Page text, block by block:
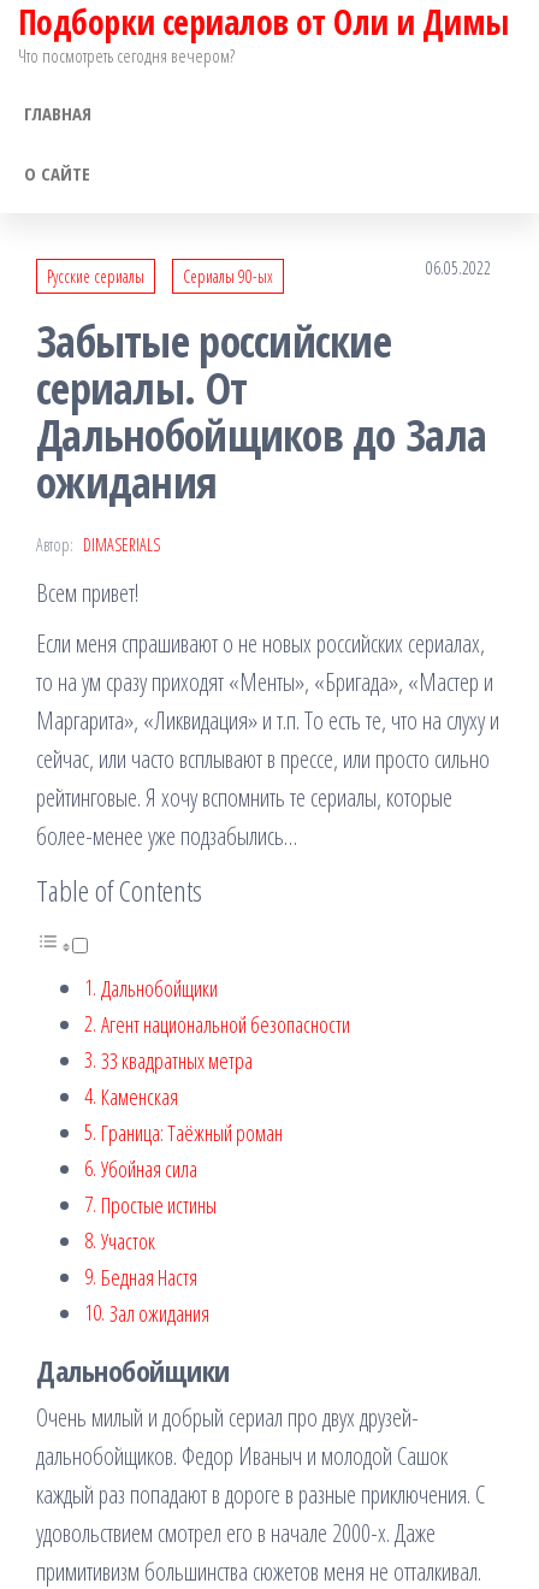
Перейти
Подборки сериалов от Оли и Димы
Что посмотреть сегодня вечером?
ГЛАВНАЯ
О САЙТЕ
Русские сериалы Сериалы 90-ых 06.05.2022
Забытые российские
сериалы. От
Дальнобойщиков до Зала
ожидания
Автор: DIMASERIALS
Всем привет!
Если меня спрашивают о не новых российских сериалах,
то на ум сразу приходят «Менты», «Бригада», «Мастер и
Маргарита», «Ликвидация» и т.п. То есть те, что на слуху и
сейчас, или часто всплывают в прессе, или просто сильно
рейтинговые. Я хочу вспомнить те сериалы, которые
более-менее уже подзабылись…
Table of Contents
Дальнобойщики
Агент национальной безопасности
33 квадратных метра
Каменская
Граница: Таёжный роман
Убойная сила
Простые истины
Участок
Бедная Настя
Зал ожидания
Дальнобойщики
Очень милый и добрый сериал про двух друзей-
дальнобойщиков. Федор Иваныч и молодой Сашок
каждый раз попадают в дороге в разные приключения. С
удовольствием смотрел его в начале 2000-х. Даже
примитивизм большинства сюжетов меня не отталкивал.